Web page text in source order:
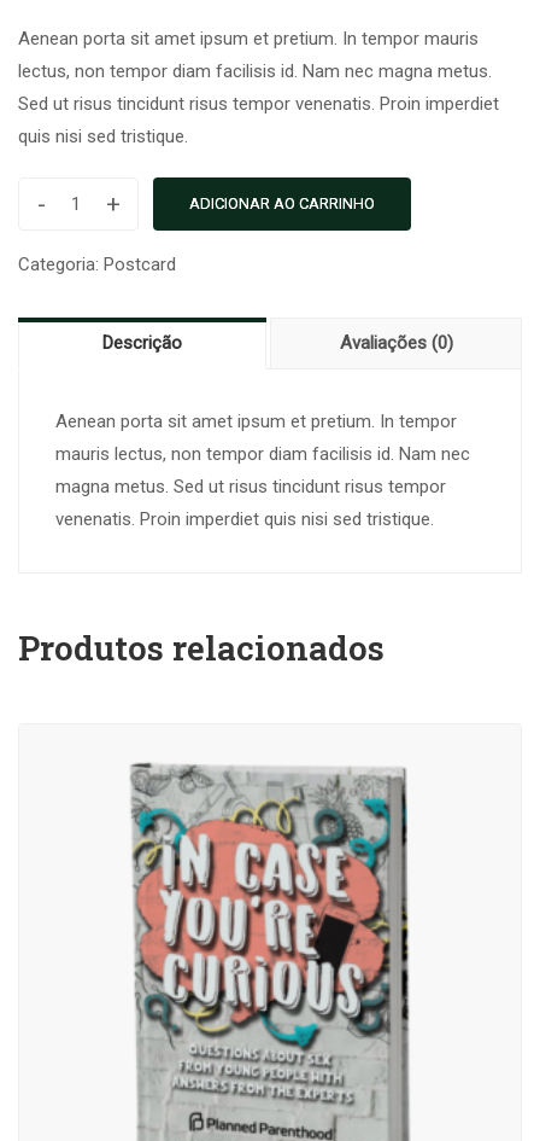
Aenean porta sit amet ipsum et pretium. In tempor mauris
lectus, non tempor diam facilisis id. Nam nec magna metus.
Sed ut risus tincidunt risus tempor venenatis. Proin imperdiet
quis nisi sed tristique.
-
Store
quantidade
+ ADICIONAR AO CARRINHO
Categoria: Postcard
Descrição Avaliações (0)
Aenean porta sit amet ipsum et pretium. In tempor
mauris lectus, non tempor diam facilisis id. Nam nec
magna metus. Sed ut risus tincidunt risus tempor
venenatis. Proin imperdiet quis nisi sed tristique.
Produtos relacionados